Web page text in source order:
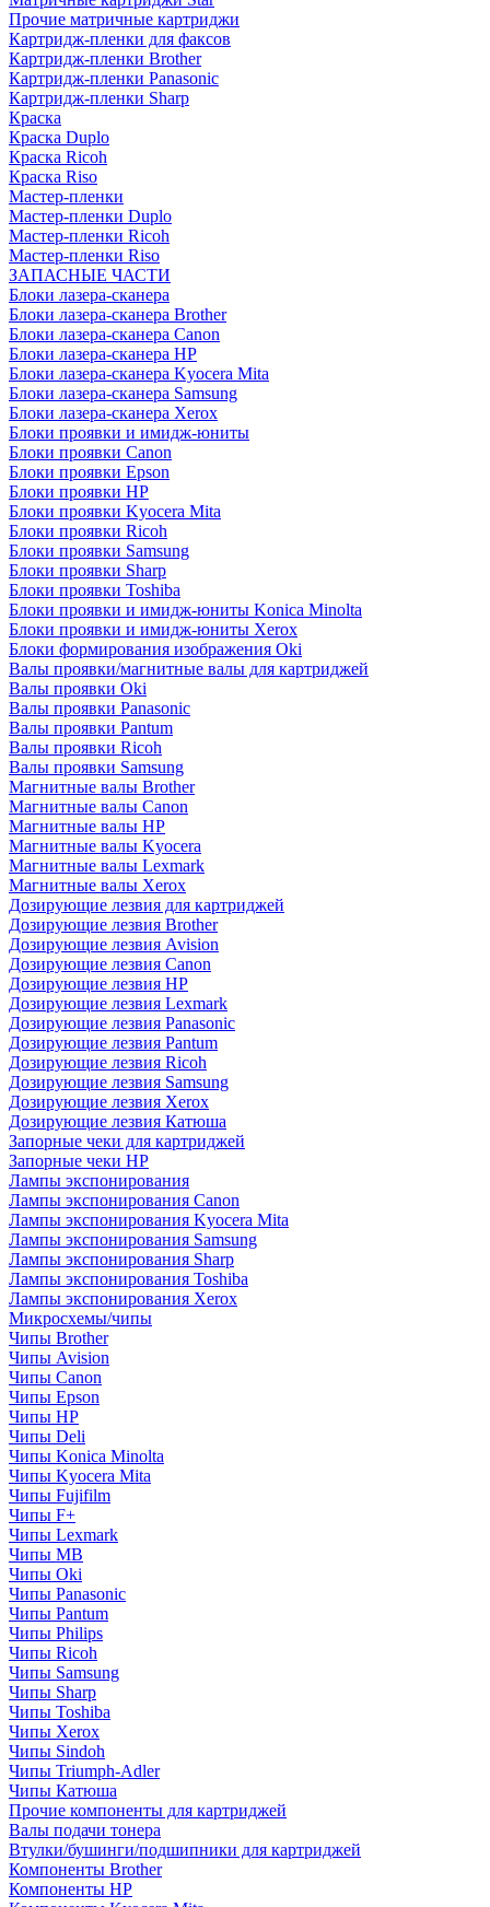
Прочие матричные картриджи
Картридж-пленки для факсов
Картридж-пленки Brother
Картридж-пленки Panasonic
Картридж-пленки Sharp
Краска
Краска Duplo
Краска Ricoh
Краска Riso
Мастер-пленки
Мастер-пленки Duplo
Мастер-пленки Ricoh
Мастер-пленки Riso
ЗАПАСНЫЕ ЧАСТИ
Блоки лазера-сканера
Блоки лазера-сканера Brother
Блоки лазера-сканера Canon
Блоки лазера-сканера HP
Блоки лазера-сканера Kyocera Mita
Блоки лазера-сканера Samsung
Блоки лазера-сканера Xerox
Блоки проявки и имидж-юниты
Блоки проявки Canon
Блоки проявки Epson
Блоки проявки HP
Блоки проявки Kyocera Mita
Блоки проявки Ricoh
Блоки проявки Samsung
Блоки проявки Sharp
Блоки проявки Toshiba
Блоки проявки и имидж-юниты Konica Minolta
Блоки проявки и имидж-юниты Xerox
Блоки формирования изображения Oki
Валы проявки/магнитные валы для картриджей
Валы проявки Oki
Валы проявки Panasonic
Валы проявки Pantum
Валы проявки Ricoh
Валы проявки Samsung
Магнитные валы Brother
Магнитные валы Canon
Магнитные валы HP
Магнитные валы Kyocera
Магнитные валы Lexmark
Магнитные валы Xerox
Дозирующие лезвия для картриджей
Дозирующие лезвия Brother
Дозирующие лезвия Avision
Дозирующие лезвия Canon
Дозирующие лезвия HP
Дозирующие лезвия Lexmark
Дозирующие лезвия Panasonic
Дозирующие лезвия Pantum
Дозирующие лезвия Ricoh
Дозирующие лезвия Samsung
Дозирующие лезвия Xerox
Дозирующие лезвия Катюша
Запорные чеки для картриджей
Запорные чеки HP
Лампы экспонирования
Лампы экспонирования Canon
Лампы экспонирования Kyocera Mita
Лампы экспонирования Samsung
Лампы экспонирования Sharp
Лампы экспонирования Toshiba
Лампы экспонирования Xerox
Микросхемы/чипы
Чипы Brother
Чипы Avision
Чипы Canon
Чипы Epson
Чипы HP
Чипы Deli
Чипы Konica Minolta
Чипы Kyocera Mita
Чипы Fujifilm
Чипы F+
Чипы Lexmark
Чипы MB
Чипы Oki
Чипы Panasonic
Чипы Pantum
Чипы Philips
Чипы Ricoh
Чипы Samsung
Чипы Sharp
Чипы Toshiba
Чипы Xerox
Чипы Sindoh
Чипы Triumph-Adler
Чипы Катюша
Прочие компоненты для картриджей
Валы подачи тонера
Втулки/бушинги/подшипники для картриджей
Компоненты Brother
Компоненты HP